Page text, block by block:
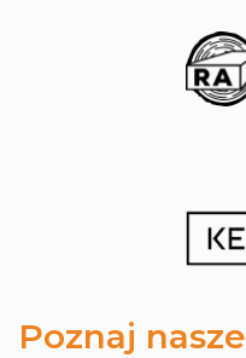
Poznaj nasze